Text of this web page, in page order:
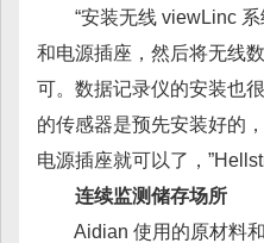
“安装无线 viewLinc 系
和电源插座，然后将无线
可。数据记录仪的安装也
的传感器是预先安装好的
电源插座就可以了，
连续监测储存场所
Aidian 使用的原材料和